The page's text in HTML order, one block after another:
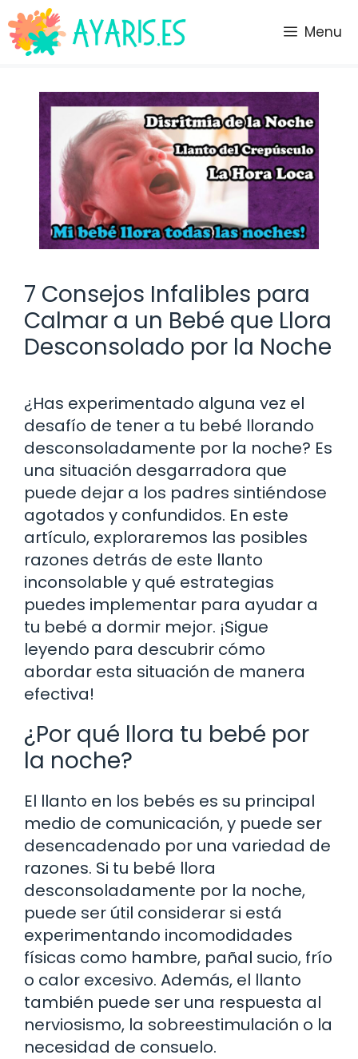
Saltar
al
contenido
Menu
7 Consejos Infalibles para
Calmar a un Bebé que Llora
Desconsolado por la Noche
¿Has experimentado alguna vez el
desafío de tener a tu bebé llorando
desconsoladamente por la noche? Es
una situación desgarradora que
puede dejar a los padres sintiéndose
agotados y confundidos. En este
artículo, exploraremos las posibles
razones detrás de este llanto
inconsolable y qué estrategias
puedes implementar para ayudar a
tu bebé a dormir mejor. ¡Sigue
leyendo para descubrir cómo
abordar esta situación de manera
efectiva!
¿Por qué llora tu bebé por
la noche?
El llanto en los bebés es su principal
medio de comunicación, y puede ser
desencadenado por una variedad de
razones. Si tu bebé llora
desconsoladamente por la noche,
puede ser útil considerar si está
experimentando incomodidades
físicas como hambre, pañal sucio, frío
o calor excesivo. Además, el llanto
también puede ser una respuesta al
nerviosismo, la sobreestimulación o la
necesidad de consuelo.